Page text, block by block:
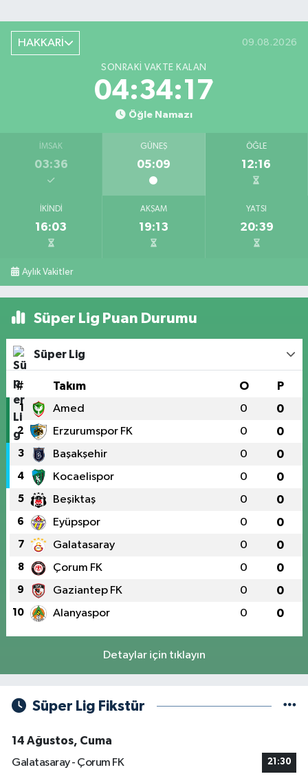
HAKKARİ 09.08.2026
SONRAKI VAKTE KALAN
04:34:16
Öğle Namazı
İMSAK
03:36
GÜNEŞ
05:09
ÖĞLE
12:16
İKINDI
16:03
AKŞAM
19:13
YATSI
20:39
Aylık Vakitler
Süper Lig Puan Durumu
Süper Lig
# Takım O P
1 Amed 0 0
2 Erzurumspor FK 0 0
3 Başakşehir 0 0
4 Kocaelispor 0 0
5 Beşiktaş 0 0
6 Eyüpspor 0 0
7 Galatasaray 0 0
8 Çorum FK 0 0
9 Gaziantep FK 0 0
10 Alanyaspor 0 0
Detaylar için tıklayın
Süper Lig Fikstür
14 Ağustos, Cuma
Galatasaray - Çorum FK
21:30